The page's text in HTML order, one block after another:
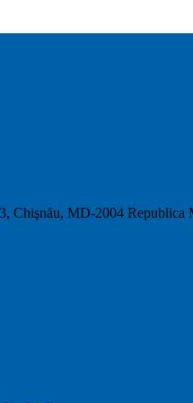
Chişnău, MD-2004 Republica